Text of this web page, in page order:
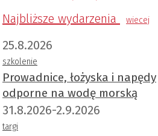
Najbliższe wydarzenia wiecej
25.8.2026
szkolenie
Prowadnice, łożyska i napędy
odporne na wodę morską
31.8.2026-2.9.2026
targi